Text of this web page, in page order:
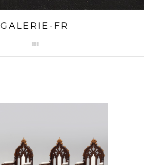
GALERIE-FR